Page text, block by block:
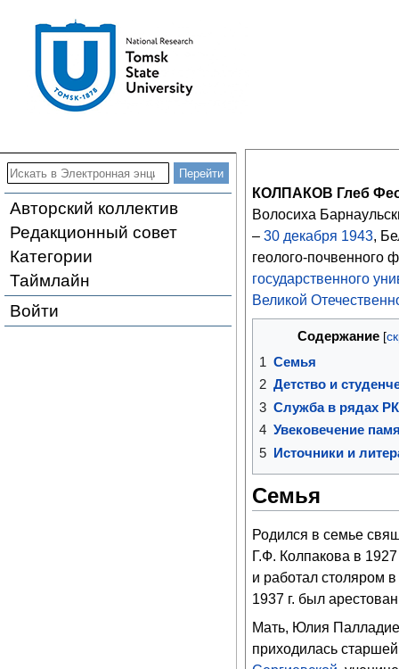
Авторский коллектив
Редакционный совет
Категории
Таймлайн
Войти
КОЛПАКОВ Глеб
Волосиха
– 30 декабря 1943,
геолого-почвенного
государственного
Великой
Содержание
1 Семья
2 Детство и
3 Служба в рядах
4 Увековечение
5 Источники и
Семья
Родился в семье
Г.Ф. Колпакова в
и работал столяром в
1937 г. был
Мать, Юлия
приходилась